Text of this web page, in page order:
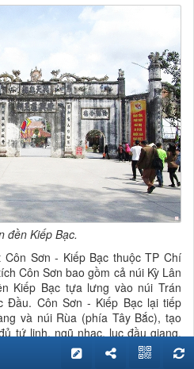
đền Kiếp Bạc.
Sơn - Kiếp Bạc thuộc TP Chí
Côn Sơn bao gồm cả núi Kỳ Lân
Kiếp Bạc tựa lưng vào núi Trán
Đầu. Côn Sơn - Kiếp Bạc lại tiếp
và núi Rùa (phía Tây Bắc), tạo
tứ linh, ngũ nhạc, lục đầu giang.
hóa đối với khu vực danh thắng
với sông núi Chí Linh.